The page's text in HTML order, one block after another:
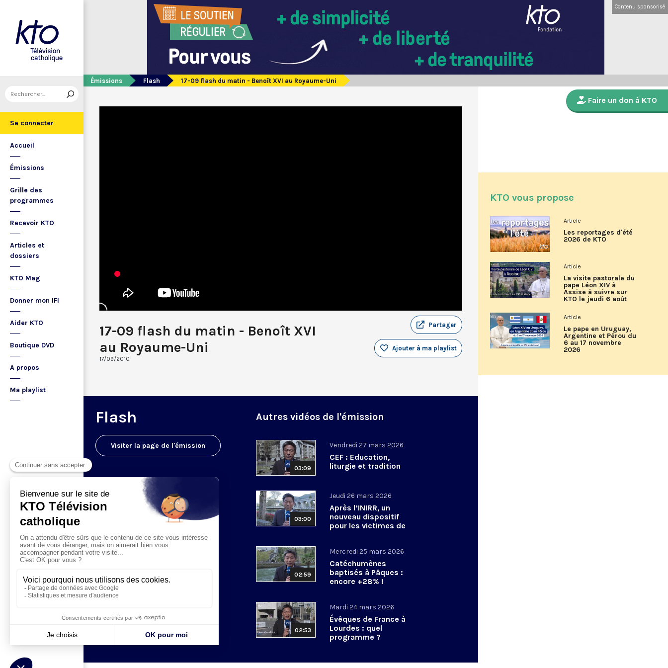
Se connecter
Accueil
Émissions
Grille des
programmes
Recevoir KTO
Articles et
dossiers
KTO Mag
Donner mon IFI
Aider KTO
Boutique DVD
A propos
Ma playlist
Contenu sponsorisé
Émissions Flash 17-09 flash du matin - Benoît XVI au Royaume-Uni
17-09 flash du matin - Benoît XVI
au Royaume-Uni
17/09/2010
Partager
Ajouter à ma playlist
Flash
Visiter la page de l'émission
Autres vidéos de l'émission
03:09
Vendredi 27 mars 2026
CEF : Education,
liturgie et tradition
03:00
Jeudi 26 mars 2026
Après l’INIRR, un
nouveau dispositif
pour les victimes de
02:59
Mercredi 25 mars 2026
Catéchumènes
baptisés à Pâques :
encore +28% !
02:53
Mardi 24 mars 2026
Évêques de France à
Lourdes : quel
programme ?
Faire un don à KTO
KTO vous propose
Article
Les reportages d'été
2026 de KTO
Article
La visite pastorale du
pape Léon XIV à
Assise à suivre sur
KTO le jeudi 6 août
Article
Le pape en Uruguay,
Argentine et Pérou du
6 au 17 novembre
2026